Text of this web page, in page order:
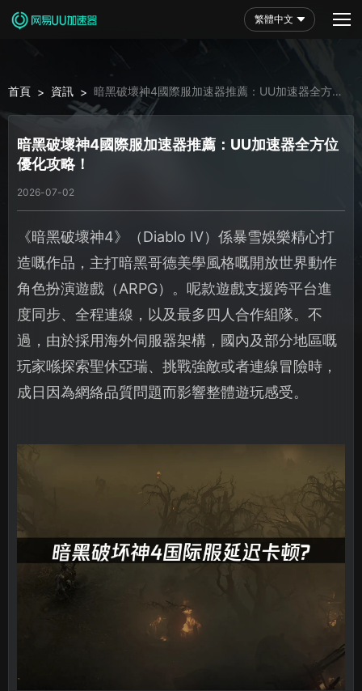
繁體中文
首頁 > 資訊 > 暗黑破壞神4國際服加速器推薦：UU加速器全方位
優化攻略！
暗黑破壞神4國際服加速器推薦：UU加速器全方位
優化攻略！
2026-07-02
《暗黑破壞神4》（Diablo IV）係暴雪娛樂精心打
造嘅作品，主打暗黑哥德美學風格嘅開放世界動作
角色扮演遊戲（ARPG）。呢款遊戲支援跨平台進
度同步、全程連線，以及最多四人合作組隊。不
過，由於採用海外伺服器架構，國內及部分地區嘅
玩家喺探索聖休亞瑞、挑戰強敵或者連線冒險時，
成日因為網絡品質問題而影響整體遊玩感受。